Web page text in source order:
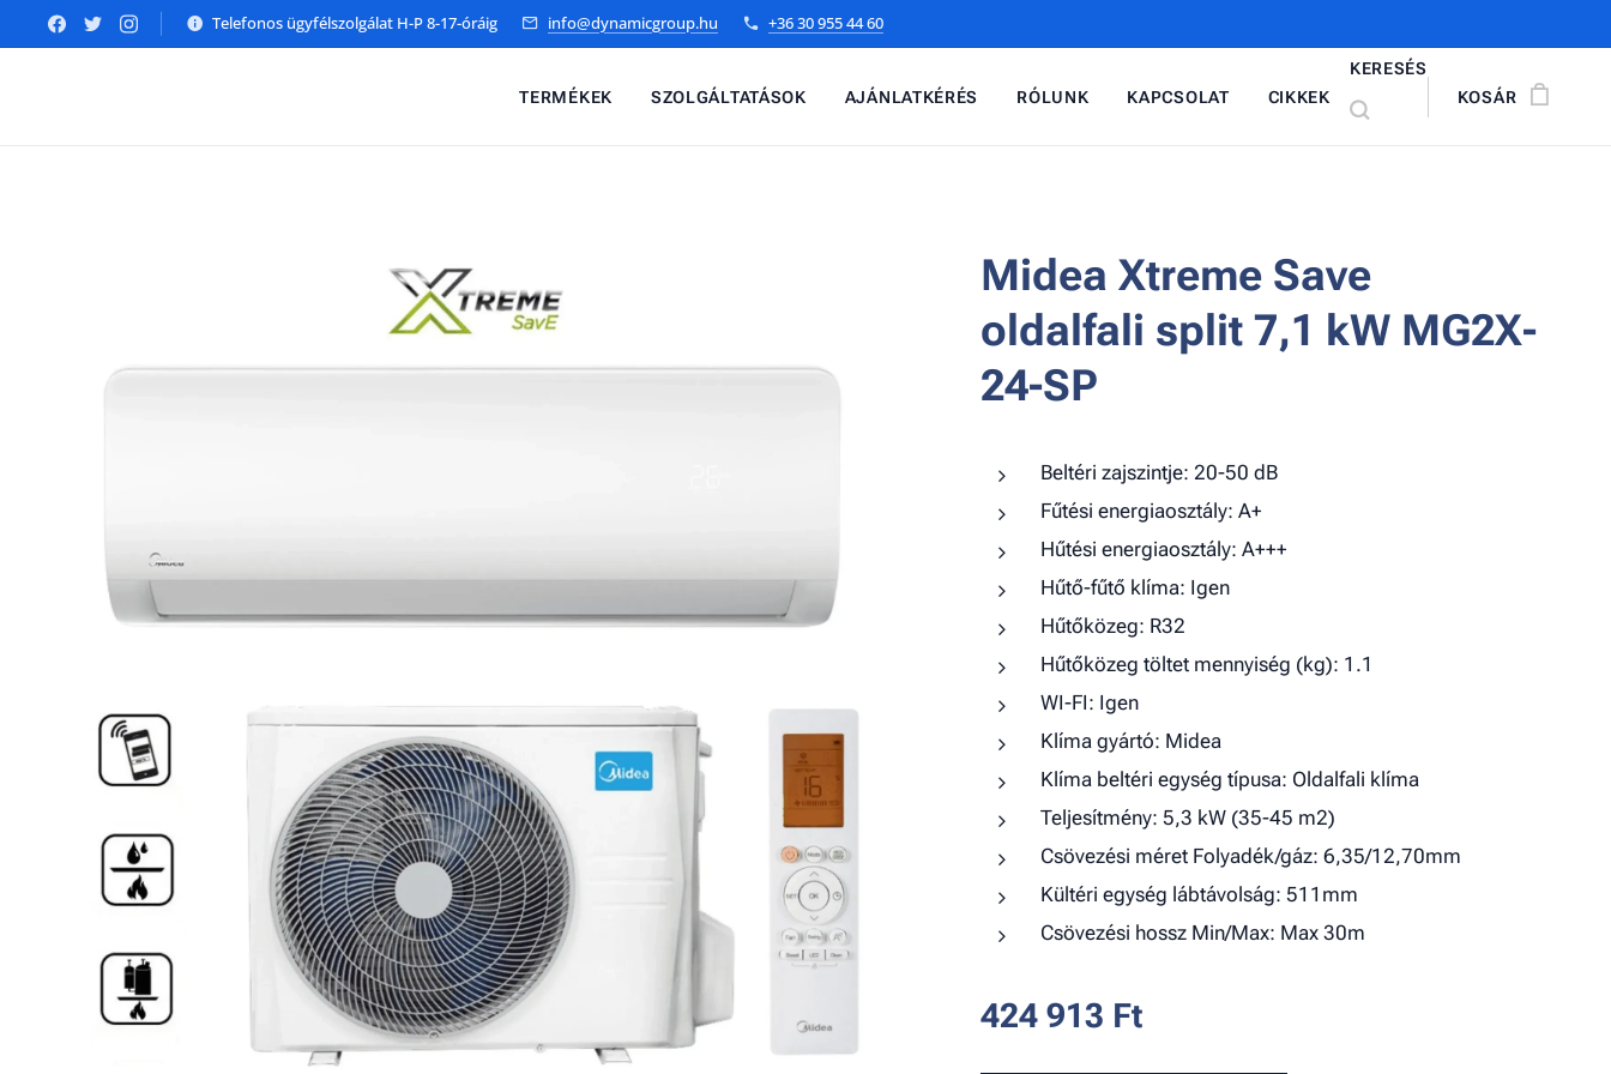
Telefonos ügyfélszolgálat H-P 8-17-óráig info@dynamicgroup.hu +36 30 955 44 60
TERMÉKEK SZOLGÁLTATÁSOK AJÁNLATKÉRÉS RÓLUNK KAPCSOLAT CIKKEK
KERESÉS
KOSÁR
Midea Xtreme Save
oldalfali split 7,1 kW MG2X-
24-SP
Beltéri zajszintje: 20-50 dB
Fűtési energiaosztály: A+
Hűtési energiaosztály: A+++
Hűtő-fűtő klíma: Igen
Hűtőközeg: R32
Hűtőközeg töltet mennyiség (kg): 1.1
WI-FI: Igen
Klíma gyártó: Midea
Klíma beltéri egység típusa: Oldalfali klíma
Teljesítmény: 5,3 kW (35-45 m2)
Csövezési méret Folyadék/gáz: 6,35/12,70mm
Kültéri egység lábtávolság: 511mm
Csövezési hossz Min/Max: Max 30m
424 913 Ft